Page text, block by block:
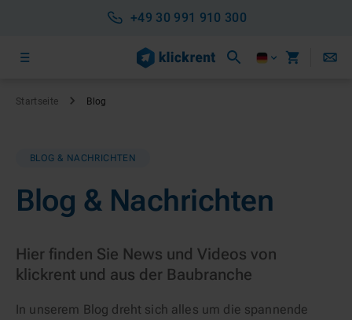
+49 30 991 910 300
Startseite Blog
BLOG & NACHRICHTEN
Blog & Nachrichten
Hier finden Sie News und Videos von
klickrent und aus der Baubranche
In unserem Blog dreht sich alles um die spannende